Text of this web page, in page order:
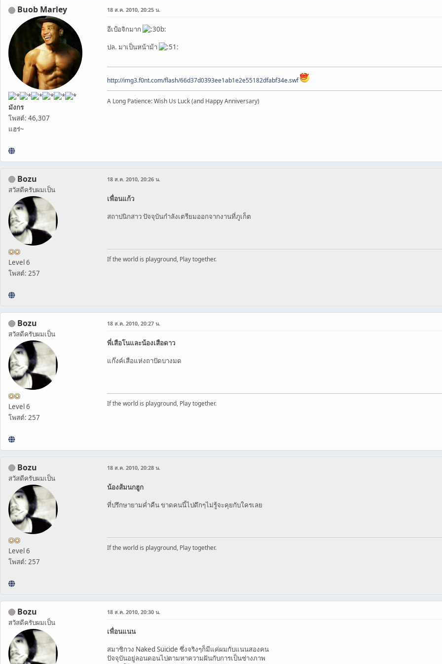
Buob Marley
มังกร
โพสต์: 46,307
แฮร่~
18 ส.ค. 2010, 20:25 น.
อีเป้อจิกมาก
ปล. มาเป็นหน้าม้า
http://img3.f0nt.com/flash/66d37d0393ee1ab1e2e55182dfabf34e.swf
A Long Patience: Wish Us Luck (and Happy Anniversary)
Bozu
สวัสดีครับผมเป็น
Level 6
โพสต์: 257
18 ส.ค. 2010, 20:26 น.
เพื่อนแก้ว
สถาปนิกสาว ปัจจุบันกำลังเตรียมออกจากงานที่ภูเก็ต
If the world is playground, Play together.
Bozu
สวัสดีครับผมเป็น
Level 6
โพสต์: 257
18 ส.ค. 2010, 20:27 น.
พี่เสือโนและน้องเสือดาว
แก๊งค์เสือแห่งถาปัดบางมด
If the world is playground, Play together.
Bozu
สวัสดีครับผมเป็น
Level 6
โพสต์: 257
18 ส.ค. 2010, 20:28 น.
น้องส้มนกฮูก
ที่ปรึกษายามค่ำคืน ขาดคนนี้ไปดึกๆไม่รู้จะคุยกับใครเลย
If the world is playground, Play together.
Bozu
สวัสดีครับผมเป็น
18 ส.ค. 2010, 20:30 น.
เพื่อนแนน
สมาชิกวง Naked Suicide ซึ่งจริงๆก็มีแค่ผมกับแนนสองคน
ปัจจุบันอยู่ลอนดอนไปตามหาความฝันกับการเป็นช่างภาพ